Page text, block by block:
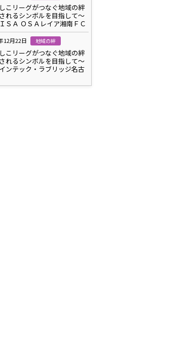
こリーグがつなぐ地域の絆
れるシンボルを目指して～
ＳＡ ＯＳＡレイア湘南ＦＣ
12月22日 地域の絆
こリーグがつなぐ地域の絆
れるシンボルを目指して～
ンテック・ラブリッジ名古